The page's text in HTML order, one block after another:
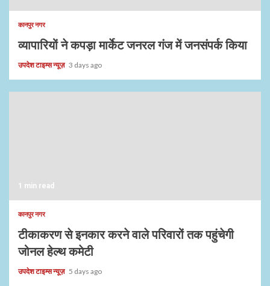
कानपुर नगर
व्यापारियों ने कपड़ा मार्केट जनरल गंज में जनसंपर्क किया
उपदेश टाइम्स न्यूज़ 3 days ago
1 min read
कानपुर नगर
टीकाकरण से इनकार करने वाले परिवारों तक पहुंचेगी
जोनल हेल्थ कमेटी
उपदेश टाइम्स न्यूज़ 5 days ago